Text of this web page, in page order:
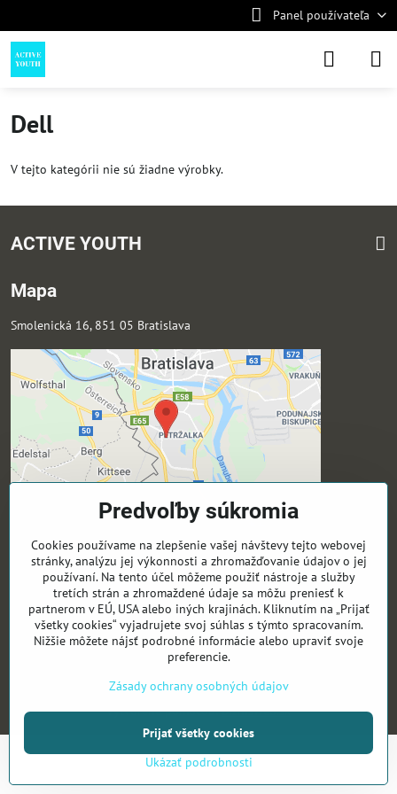
Panel používateľa
Dell
V tejto kategórii nie sú žiadne výrobky.
ACTIVE YOUTH
Mapa
Smolenická 16, 851 05 Bratislava
Sledujte nás
Activeyouthsk -Fb
Activeyouthsk -Ig
Predvoľby súkromiaZásady ochrany osobných údajov
Vytvorené pomocou:BiznisWeb.sk
Predvoľby súkromia
Cookies používame na zlepšenie vašej návštevy tejto webovej
stránky, analýzu jej výkonnosti a zhromažďovanie údajov o jej
používaní. Na tento účel môžeme použiť nástroje a služby
tretích strán a zhromaždené údaje sa môžu preniesť k
partnerom v EÚ, USA alebo iných krajinách. Kliknutím na „Prijať
všetky cookies“ vyjadrujete svoj súhlas s týmto spracovaním.
Nižšie môžete nájsť podrobné informácie alebo upraviť svoje
preferencie.
Zásady ochrany osobných údajov
Ukázať podrobnosti
Prijať všetky cookies